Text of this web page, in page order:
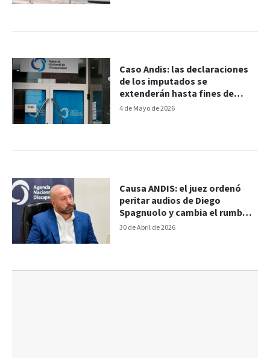
4 de Mayo de 2026
Caso Andis: las declaraciones
de los imputados se
extenderán hasta fines de
mayo
30 de Abril de 2026
Causa ANDIS: el juez ordenó
peritar audios de Diego
Spagnuolo y cambia el rumbo
de la investigación